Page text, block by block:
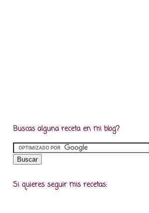
Buscas alguna receta en mi blog?
Si quieres seguir mis recetas: